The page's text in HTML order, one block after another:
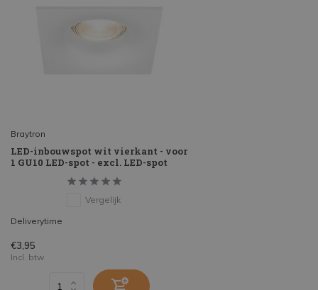
Braytron
LED-inbouwspot wit vierkant - voor
1 GU10 LED-spot - excl. LED-spot
Vergelijk
Deliverytime
€3,95
Incl. btw